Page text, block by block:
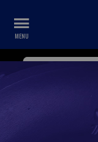
+55 11 99687-3840